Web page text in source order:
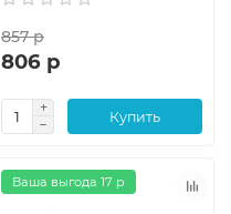
857 р
806 р
Купить
Ваша выгода 17 р